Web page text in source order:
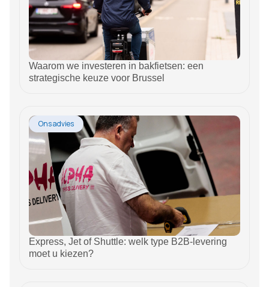
Waarom we investeren in bakfietsen: een
strategische keuze voor Brussel
Ons advies
Express, Jet of Shuttle: welk type B2B-levering
moet u kiezen?